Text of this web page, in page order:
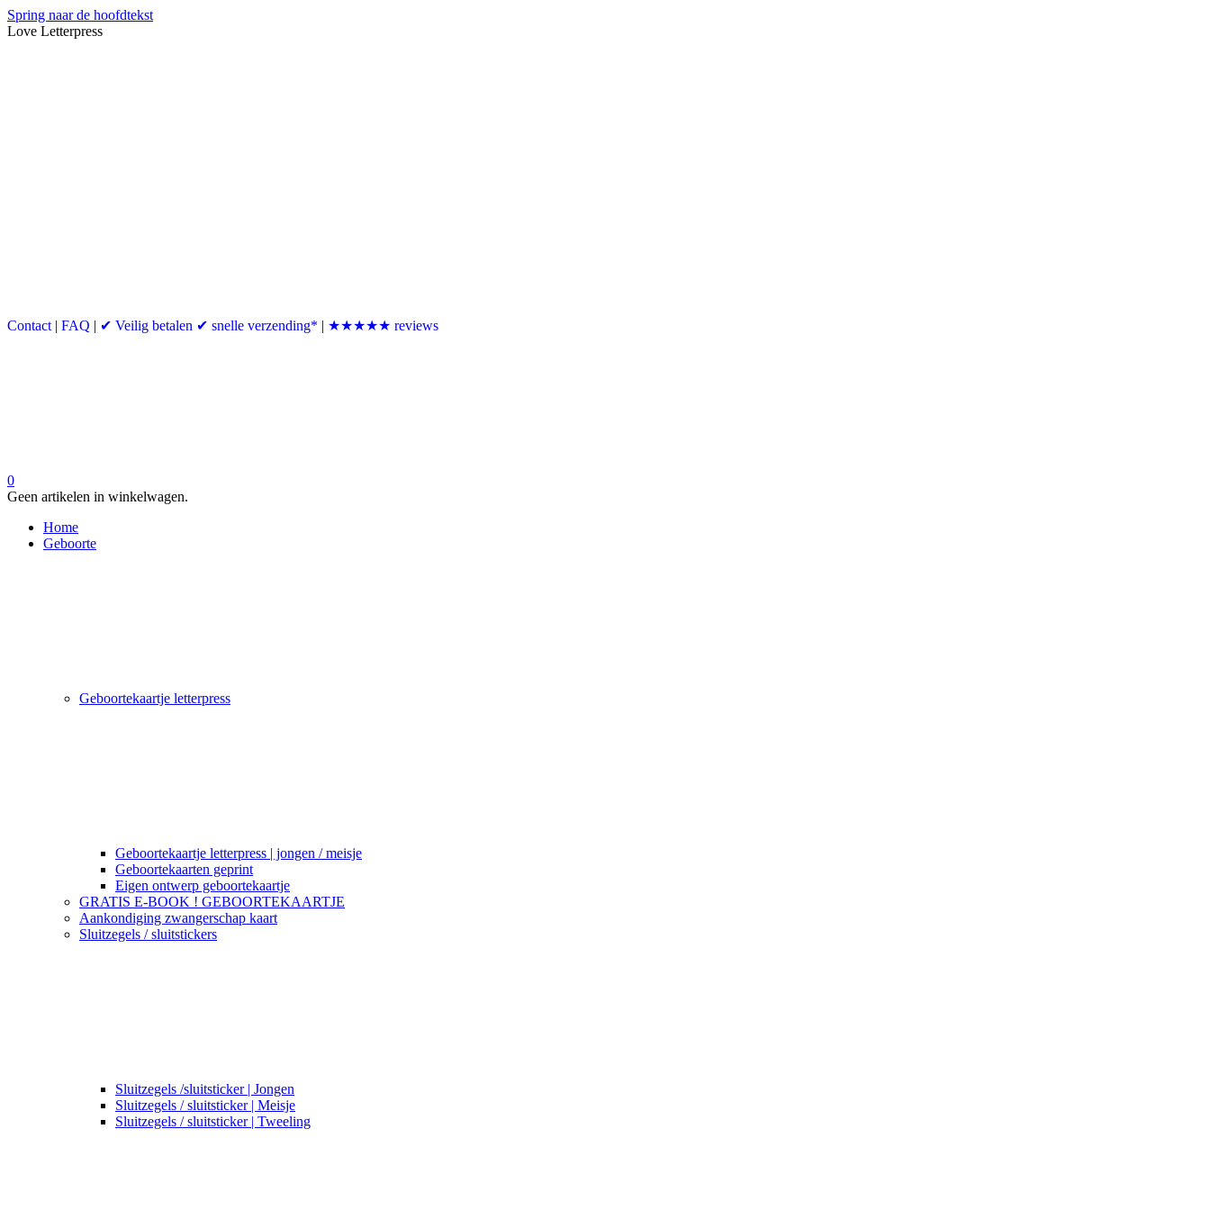
Spring naar de hoofdtekst
Love Letterpress
Contact | FAQ | ✔ Veilig betalen ✔ snelle verzending* | ★★★★★ reviews
0
Geen artikelen in winkelwagen.
Home
Geboorte
Geboortekaartje letterpress
Geboortekaartje letterpress | jongen / meisje
Geboortekaarten geprint
Eigen ontwerp geboortekaartje
GRATIS E-BOOK ! GEBOORTEKAARTJE
Aankondiging zwangerschap kaart
Sluitzegels / sluitstickers
Sluitzegels /sluitsticker | Jongen
Sluitzegels / sluitsticker | Meisje
Sluitzegels / sluitsticker | Tweeling